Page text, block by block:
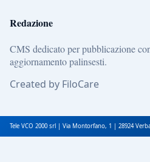
Redazione
CMS dedicato per pubblicazione
aggiornamento palinsesti.
Created by FiloCare
Tele VCO 2000 srl | Via Montorfano, 1 | 28924